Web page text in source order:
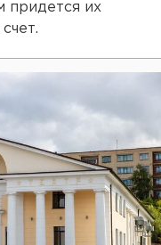
придется их